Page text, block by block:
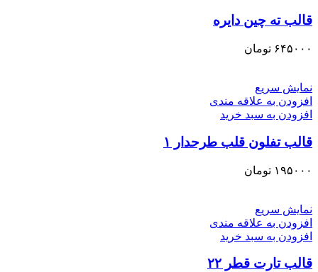
قالب ته چین دایره
۶۴۵۰۰۰ تومان
نمایش سریع
افزودن به علاقه مندی
افزودن به سبد خرید
قالب تفلون قلب طرحدار ۱
۱۹۵۰۰۰ تومان
نمایش سریع
افزودن به علاقه مندی
افزودن به سبد خرید
قالب تارت قطر ۲۲